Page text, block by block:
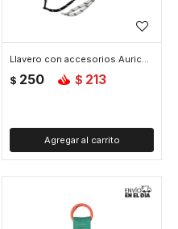
Llavero con accesorios Auriculares - Plateado
$ 250 $ 213